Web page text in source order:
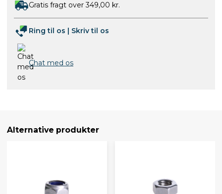
Gratis fragt over 349,00 kr.
Ring til os | Skriv til os
Chat med os
Alternative produkter